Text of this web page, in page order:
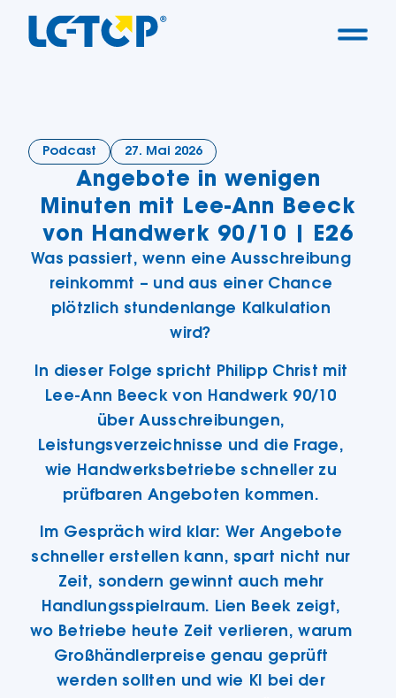
Podcast 27. Mai 2026
Angebote in wenigen
Minuten mit Lee-Ann Beeck
von Handwerk 90/10 | E26
Was passiert, wenn eine Ausschreibung
reinkommt – und aus einer Chance
plötzlich stundenlange Kalkulation
wird?
In dieser Folge spricht Philipp Christ mit
Lee-Ann Beeck von Handwerk 90/10
über Ausschreibungen,
Leistungsverzeichnisse und die Frage,
wie Handwerksbetriebe schneller zu
prüfbaren Angeboten kommen.
Im Gespräch wird klar: Wer Angebote
schneller erstellen kann, spart nicht nur
Zeit, sondern gewinnt auch mehr
Handlungsspielraum. Lien Beek zeigt,
wo Betriebe heute Zeit verlieren, warum
Großhändlerpreise genau geprüft
werden sollten und wie KI bei der